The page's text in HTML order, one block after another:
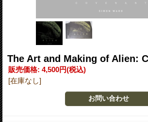
The Art and Making of Alien:
販売価格: 4,500円(税込)
[在庫なし]